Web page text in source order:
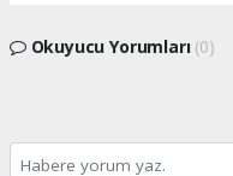
Okuyucu Yorumları (0)